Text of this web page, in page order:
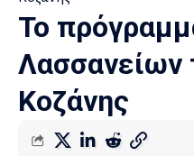
Το
Λασσανείων
Κοζάνης